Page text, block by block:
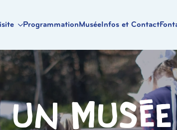
ProgrammationMuséeInfos et Contact
Un